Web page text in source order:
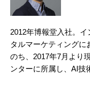
2012年博報堂入社。
タルマーケティングに
のち、2017年7月より
ンターに所属し、AI技